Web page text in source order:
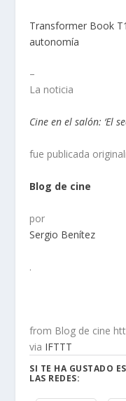
Transformer Book
autonomía
–
La noticia
Cine en el salón: ‘El
fue publicada
Blog de cine
por
Sergio Benítez
.
from Blog de cine
via IFTTT
SI TE HA GUSTADO
LAS REDES: